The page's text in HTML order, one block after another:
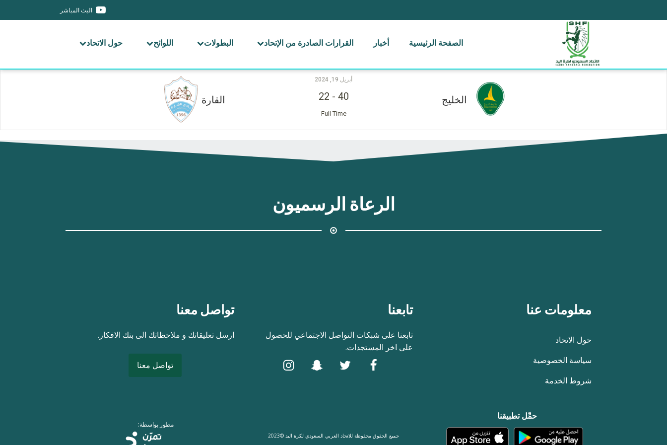
البث المباشر
الصفحة الرئيسية أخبار القرارات الصادرة من الإتحاد البطولات اللوائح حول الاتحاد
الخليج القارة
أبريل 19, 2024
40
-
22
Full Time
الرعاة الرسميون
معلومات عنا
حول الاتحاد
سياسة الخصوصية
شروط الخدمة
تابعنا
تابعنا على شبكات التواصل الاجتماعي للحصول
على اخر المستجدات.
تواصل معنا
ارسل تعليقاتك و ملاحظاتك الى بنك الافكار.
تواصل معنا
حمِّل تطبيقنا
جميع الحقوق محفوظة للاتحاد العربي السعودي لكرة اليد ©2023
مطور بواسطة: